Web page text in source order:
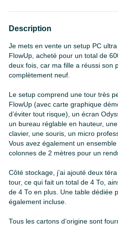
Description
Je mets en vente un setup PC
FlowUp, acheté pour un total de
deux fois, car ma fille a réussi son
complètement neuf.
Le setup comprend une tour très
FlowUp (avec carte graphique
d’éviter tout risque), un écran
un bureau réglable en hauteur,
clavier, une souris, un micro
Vous avez également un
colonnes de 2 mètres pour un
Côté stockage, j’ai ajouté deux
tour, ce qui fait un total de 4 To,
de 4 To en plus. Une table dédiée
également incluse.
Tous les cartons d’origine sont